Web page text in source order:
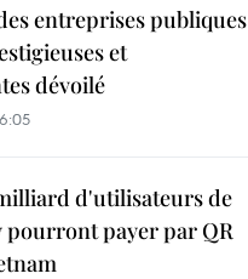
entreprises publiques
et
dévoilé
d'utilisateurs de
pourront payer par QR